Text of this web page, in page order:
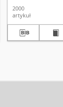
2000
artykuł